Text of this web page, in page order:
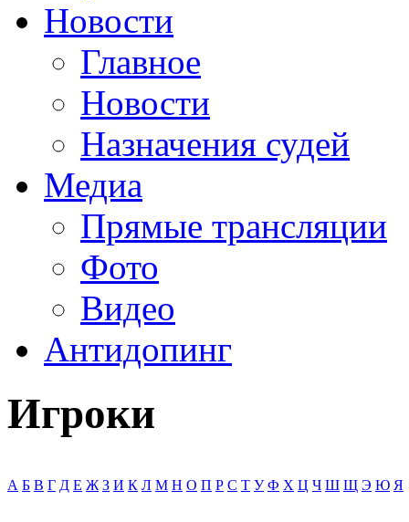
Новости
Главное
Новости
Назначения судей
Медиа
Прямые трансляции
Фото
Видео
Антидопинг
Игроки
А Б В Г Д Е Ж З И К Л М Н О П Р С Т У Ф Х Ц Ч Ш Щ Э Ю Я